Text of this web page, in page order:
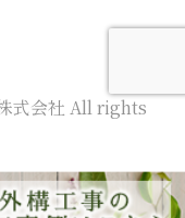
式会社 All rights